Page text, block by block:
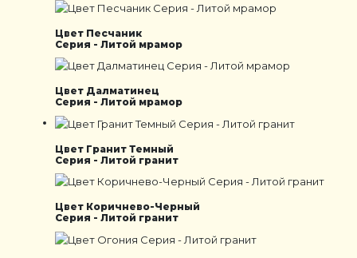
Цвет Песчаник
Серия - Литой мрамор
Цвет Далматинец
Серия - Литой мрамор
Цвет Гранит Темный
Серия - Литой гранит
Цвет Коричнево-Черный
Серия - Литой гранит